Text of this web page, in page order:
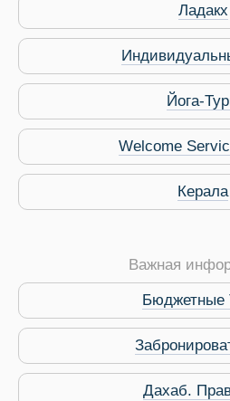
Ладакх
Йога-
Welcome
Керала
Важная
Бюджетные
Дахаб.